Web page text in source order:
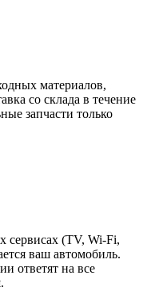
материалов,
со склада в течение
запчасти только
сервисах (TV, Wi-Fi,
ваш автомобиль.
ответят на все